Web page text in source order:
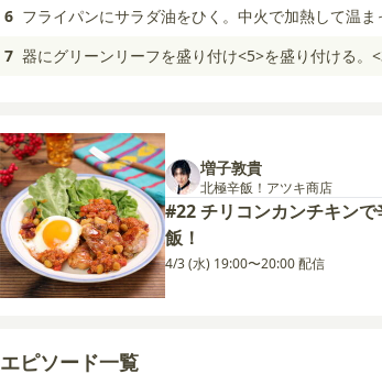
6 フライパンにサラダ油をひく。中火で加熱して温
7 器にグリーンリーフを盛り付け<5>を盛り付ける。
増子敦貴
北極辛飯！アツキ商店
#22 チリコンカンチキンで
飯！
4/3 (水) 19:00〜20:00 配信
エピソード一覧